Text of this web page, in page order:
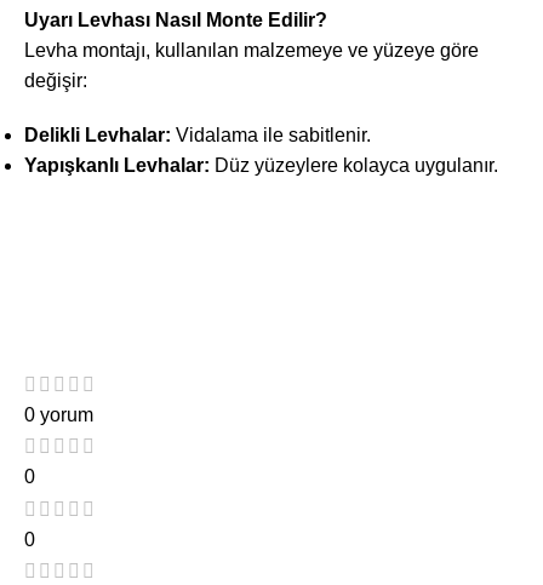
Uyarı Levhası Nasıl Monte Edilir?
Levha montajı, kullanılan malzemeye ve yüzeye göre
değişir:
Delikli Levhalar: Vidalama ile sabitlenir.
Yapışkanlı Levhalar: Düz yüzeylere kolayca uygulanır.
0 yorum
0
0